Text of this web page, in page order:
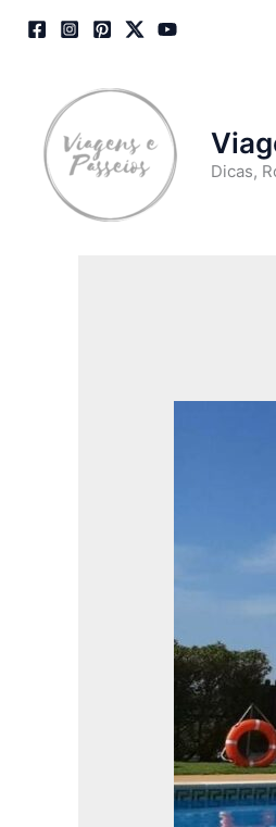
Dicas,